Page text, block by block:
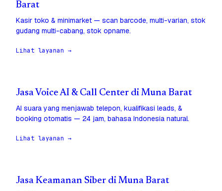
Barat
Kasir toko & minimarket — scan barcode, multi-varian, stok
gudang multi-cabang, stok opname.
Lihat layanan →
Jasa Voice AI & Call Center di Muna Barat
AI suara yang menjawab telepon, kualifikasi leads, &
booking otomatis — 24 jam, bahasa Indonesia natural.
Lihat layanan →
Jasa Keamanan Siber di Muna Barat